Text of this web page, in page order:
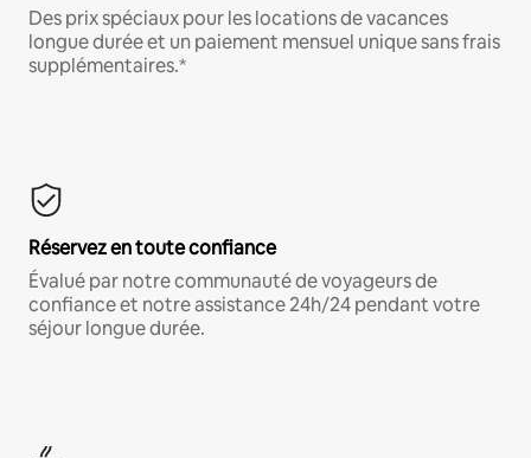
Des prix spéciaux pour les locations de vacances
longue durée et un paiement mensuel unique sans frais
supplémentaires.*
Réservez en toute confiance
Évalué par notre communauté de voyageurs de
confiance et notre assistance 24h/24 pendant votre
séjour longue durée.